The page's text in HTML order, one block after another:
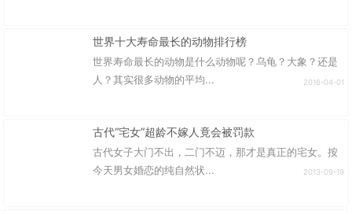
世界十大寿命最长的动物排行榜
世界寿命最长的动物是什么动物呢？乌龟？大象？还是
人？其实很多动物的平均...
2016-04-01
古代“宅女”超龄不嫁人竟会被罚款
古代女子大门不出，二门不迈，那才是真正的宅女。按
今天男女婚恋的纯自然状...
2013-09-19